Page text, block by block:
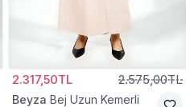
2.317,50TL 2.575,00TL
Beyza Bej Uzun Kemerli